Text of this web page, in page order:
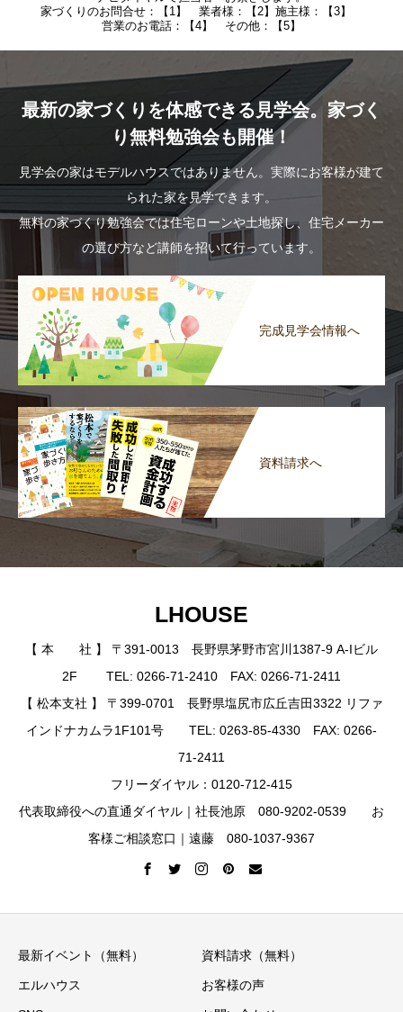
家づくりのお問合せ：【1】 業者様：【2】施主様：【3】
営業のお電話：【4】 その他：【5】
最新の家づくりを体感できる見学会。家づく
り無料勉強会も開催！
見学会の家はモデルハウスではありません。実際にお客様が建て
られた家を見学できます。
無料の家づくり勉強会では住宅ローンや土地探し、住宅メーカー
の選び方など講師を招いて行っています。
完成見学会情報へ
資料請求へ
LHOUSE
【 本 社 】 〒391-0013 長野県茅野市宮川1387-9 A-Iビル
2F TEL: 0266-71-2410 FAX: 0266-71-2411
【 松本支社 】 〒399-0701 長野県塩尻市広丘吉田3322 リファ
インドナカムラ1F101号 TEL: 0263-85-4330 FAX: 0266-
71-2411
フリーダイヤル：0120-712-415
代表取締役への直通ダイヤル｜社長池原 080-9202-0539 お
客様ご相談窓口｜遠藤 080-1037-9367
最新イベント（無料） 資料請求（無料）
エルハウス お客様の声